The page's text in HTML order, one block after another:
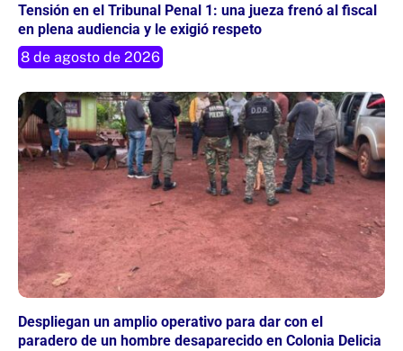
Tensión en el Tribunal Penal 1: una jueza frenó al fiscal
en plena audiencia y le exigió respeto
8 de agosto de 2026
Despliegan un amplio operativo para dar con el
paradero de un hombre desaparecido en Colonia Delicia